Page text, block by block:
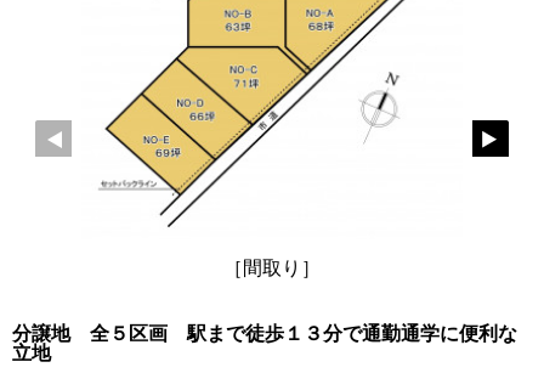
［間取り］
分譲地 全５区画 駅まで徒歩１３分で通勤通学に便利な
立地